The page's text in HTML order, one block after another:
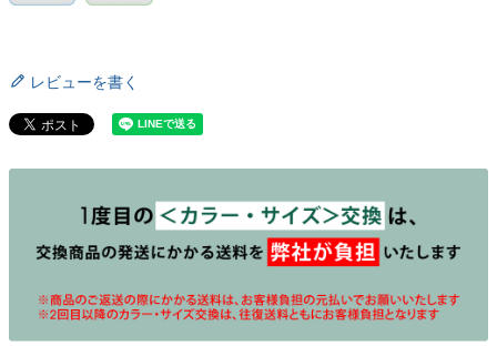
レビューを書く